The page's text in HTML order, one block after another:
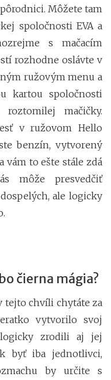
Môžete tam
spoločnosti EVA a
s mačacím
rozhodne oslávte v
ružovým menu a
kartou spoločnosti
mačičky.
v ružovom Hello
benzín, vytvorený
vám to ešte stále zdá
môže presvedčiť
ale logicky
čierna mágia?
tejto chvíli chytáte za
vytvorilo svoj
zrodili aj jej
byť iba jednotlivci,
by určite s